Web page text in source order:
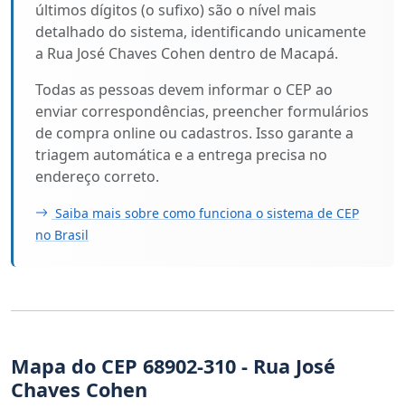
últimos dígitos (o sufixo) são o nível mais
detalhado do sistema, identificando unicamente
a Rua José Chaves Cohen dentro de Macapá.
Todas as pessoas devem informar o CEP ao
enviar correspondências, preencher formulários
de compra online ou cadastros. Isso garante a
triagem automática e a entrega precisa no
endereço correto.
Saiba mais sobre como funciona o sistema de CEP
no Brasil
Mapa do CEP 68902-310 - Rua José
Chaves Cohen